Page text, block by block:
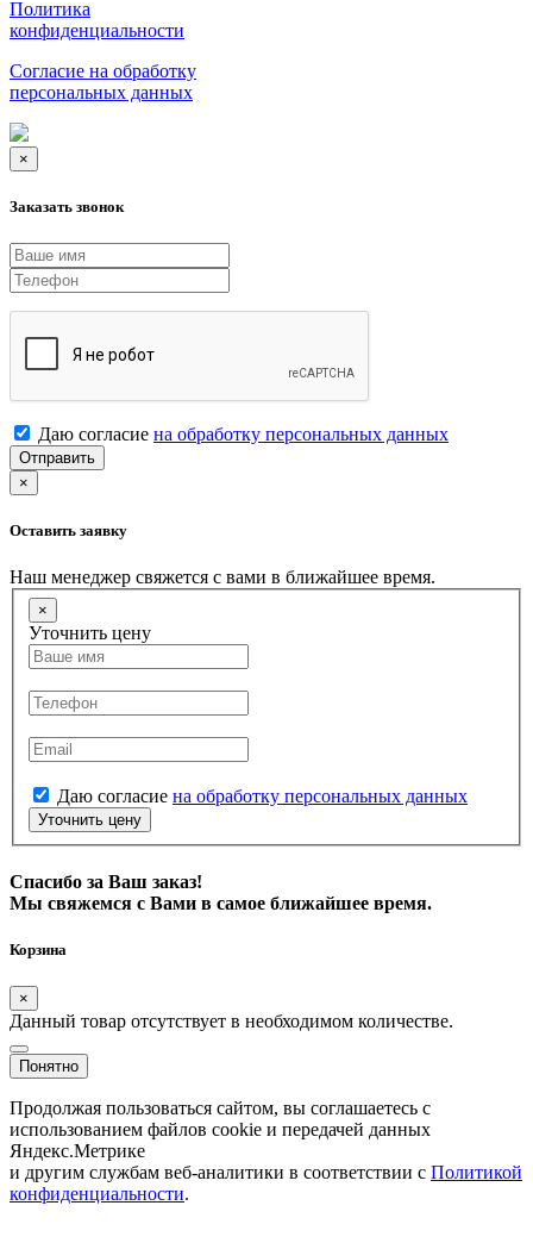
Политика
конфиденциальности
Согласие на обработку
персональных данных
×
Заказать звонок
Даю согласие на обработку персональных данных
Отправить
×
Оставить заявку
Наш менеджер свяжется с вами в ближайшее время.
×
Уточнить цену
Даю согласие на обработку персональных данных
Уточнить цену
Спасибо за Ваш заказ!
Мы свяжемся с Вами в самое ближайшее время.
Корзина
×
Данный товар отсутствует в необходимом количестве.
Понятно
Продолжая пользоваться сайтом, вы соглашаетесь с
использованием файлов cookie и передачей данных
Яндекс.Метрике
и другим службам веб-аналитики в соответствии с Политикой
конфиденциальности.